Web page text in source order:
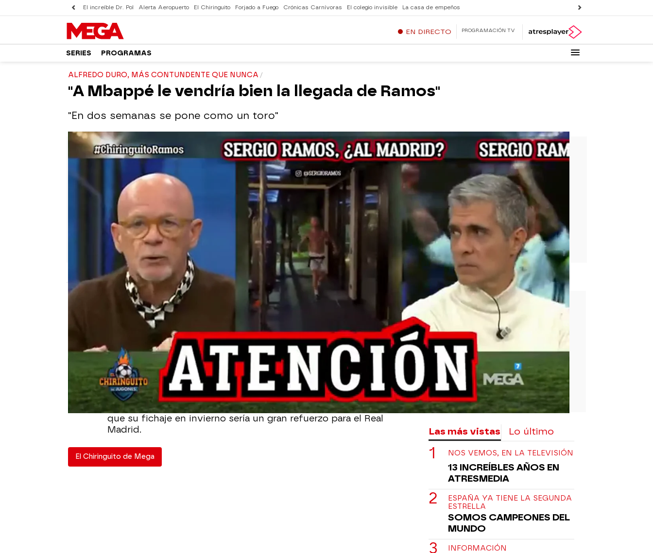
El increíble Dr. Pol Alerta Aeropuerto El Chiringuito Forjado a Fuego Crónicas Carnívoras El colegio invisible La casa de empeños
EN DIRECTO PROGRAMACIÓN TV
SERIES PROGRAMAS
ALFREDO DURO, MÁS CONTUNDENTE QUE NUNCA
"A Mbappé le vendría bien la llegada de Ramos"
"En dos semanas se pone como un toro"
El Chiringuito
14 de noviembre de 2024, 01:28
Whatsapp Flipboard
La lesión de Militao en el último encuentro de Liga ante el
Osasuna ha dejado la defensa del Madrid 'entre algodones',
concretamente el centro de la zaga madridista.
Ante tal crisis, la posible vuelta de Sergio Ramos lleva
rondando las redes sociales varios días. Alfredo Duro es uno
de los defensores de la vuelta del camero, el tertuliano cree
que su fichaje en invierno sería un gran refuerzo para el Real
Madrid.
El Chiringuito de Mega
Las más vistas Lo último
NOS VEMOS, EN LA TELEVISIÓN
13 INCREÍBLES AÑOS EN
ATRESMEDIA
ESPAÑA YA TIENE LA SEGUNDA
ESTRELLA
SOMOS CAMPEONES DEL
MUNDO
INFORMACIÓN